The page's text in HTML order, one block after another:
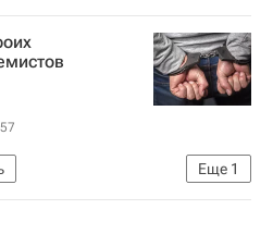
Донбасс
ЛНР Яков Осадчий
Еще 1